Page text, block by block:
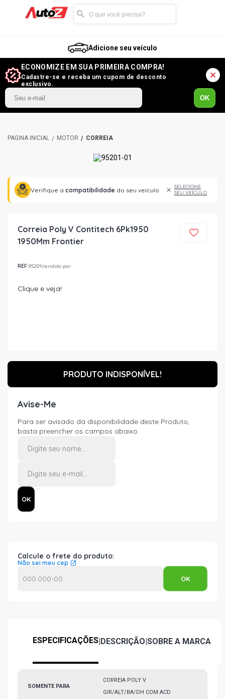
Adicione seu veículo
ECONOMIZE EM SUA PRIMEIRA COMPRA!
Cadastre-se e receba um cupom de desconto
exclusivo.
OK
MOTOR CORREIA
Verifique a compatibilidade do seu veículo
SELECIONE
SEU VEÍCULO
Correia Poly V Contitech 6Pk1950
1950Mm Frontier
REF:95201Vendido por:
Clique e veja!
PRODUTO INDISPONÍVEL!
Avise-Me
Para ser avisado da disponibilidade deste Produto,
basta preencher os campos abaixo.
Calcule o frete do produto:
Não sei meu cep
ESPECIFICAÇÕES|DESCRIÇÃO|SOBRE A MARCA
SOMENTE PARA
CORREIA POLY V
GIR/ALT/BA/DH COM ACD